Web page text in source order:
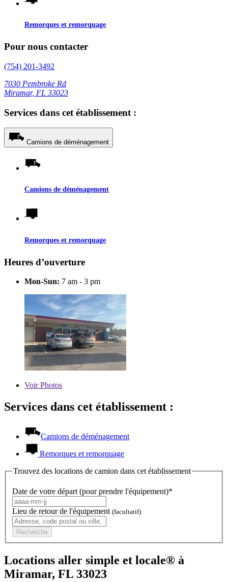
Remorques et remorquage
Pour nous contacter
(754) 201-3492
7030 Pembroke Rd
Miramar, FL 33023
Services dans cet établissement :
Camions de déménagement
Camions de déménagement
Remorques et remorquage
Heures d’ouverture
Mon-Sun: 7 am - 3 pm
VoirPhotos
Services dans cet établissement :
Camions de déménagement
Remorques et remorquage
Trouvez des locations de camion dans cet établissement
Date de votre départ (pour prendre l'équipement)*
Lieu de retour de l'équipement (facultatif)
Recherche
Locations aller simple et locale® à
Miramar, FL 33023